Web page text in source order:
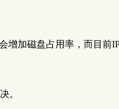
增加磁盘占用率，而目
。